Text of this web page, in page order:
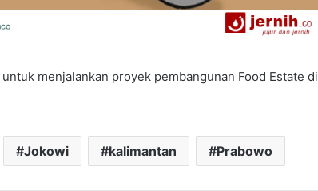
menjalankan proyek pembangunan Food Estate di
Jokowi kalimantan Prabowo